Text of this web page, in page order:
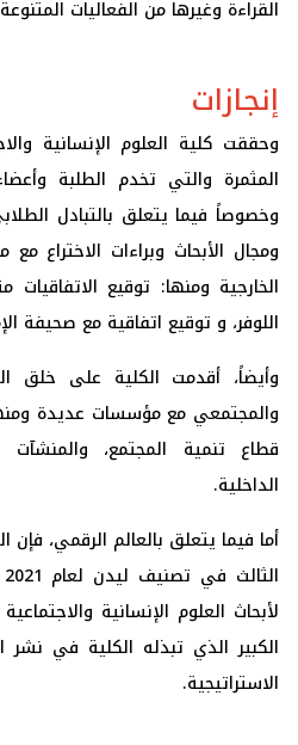
القراءة وغيرها من الفعاليات
إنجازات
وحققت كلية العلوم الإنسانية
المثمرة والتي تخدم الطلبة
وخصوصاً فيما يتعلق بالتبادل
ومجال الأبحاث وبراءات الاختراع
الخارجية ومنها: توقيع
اللوفر، و توقيع اتفاقية مع صحيفة
وأيضاً، أقدمت الكلية على خلق
والمجتمعي مع مؤسسات عديدة
قطاع تنمية المجتمع، والمنشآت
الداخلية.
أما فيما يتعلق بالعالم الرقمي،
لأبحاث العلوم الإنسانية
الكبير الذي تبذله الكلية في
الاستراتيجية.